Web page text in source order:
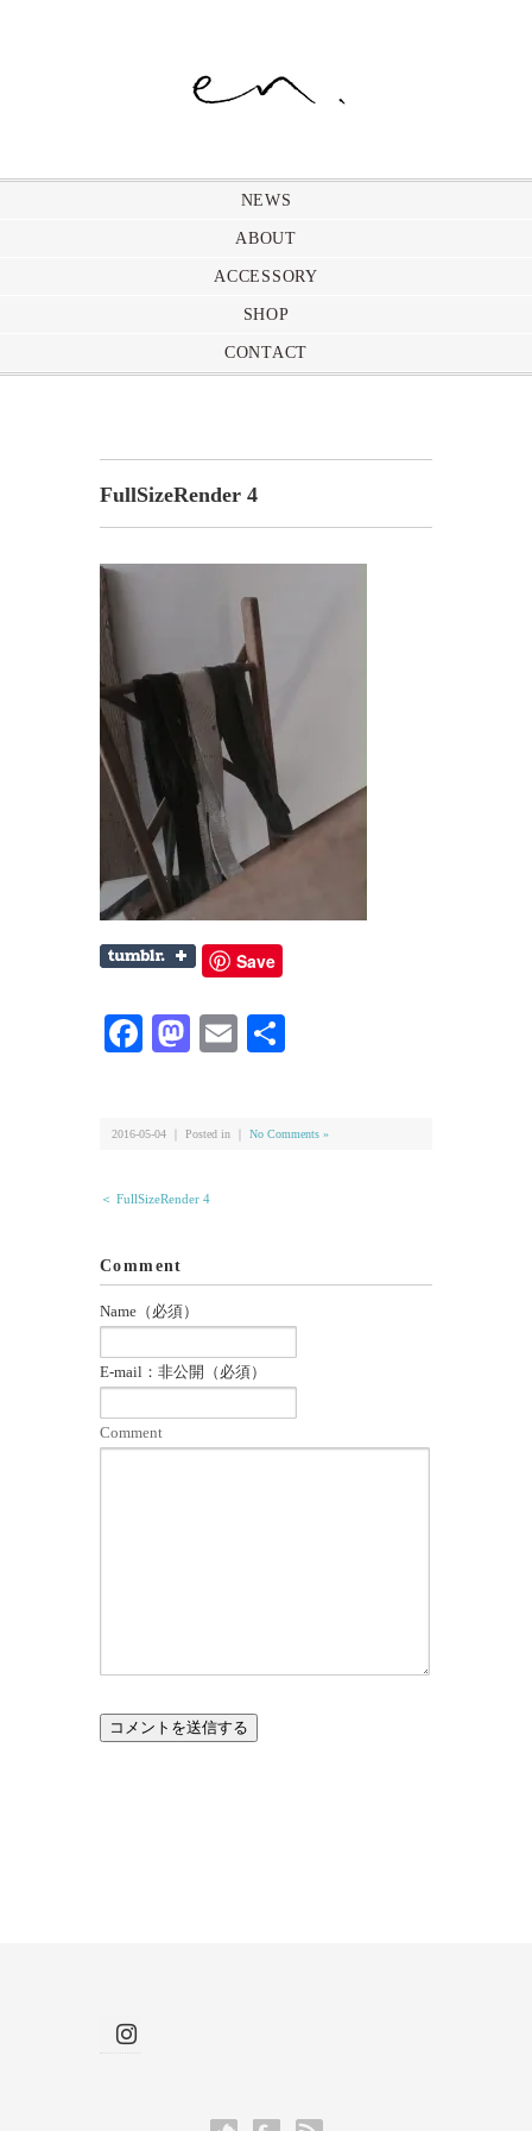
NEWS
ABOUT
ACCESSORY
SHOP
CONTACT
FullSizeRender 4
Save
Facebook
Mastodon
Email
2016-05-04 ｜ Posted in ｜ No Comments »
＜ FullSizeRender 4
Comment
Name（必須）
E-mail：非公開（必須）
Comment